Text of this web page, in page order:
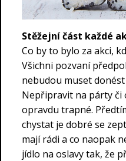
Stěžejní část každé
Co by to bylo za akci,
Všichni pozvaní
nebudou muset donést
Nepřipravit na párty či
opravdu trapné.
chystat je dobré se
mají rádi a co naopak
jídlo na oslavy tak, že